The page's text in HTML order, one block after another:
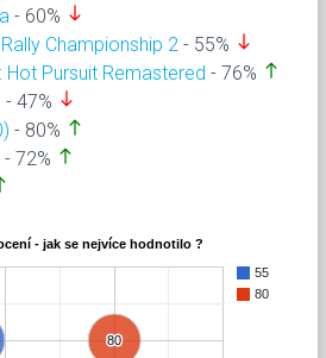
- 60% south
Championship 2 - 55% south
Hot Pursuit Remastered - 76% north
- 47% south
- 80% north
- 72% north
- jak se nejvíce hodnotilo ?
55
80
80
80